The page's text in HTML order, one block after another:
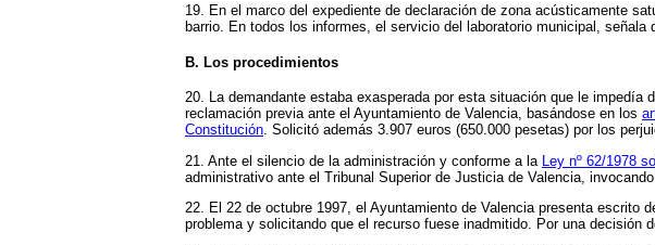
19. En el marco del expediente de declaración de zona acústicamente
barrio. En todos los informes, el servicio del laboratorio municipal,
B. Los procedimientos
20. La demandante estaba exasperada por esta situación que le
reclamación previa ante el Ayuntamiento de Valencia, basándose en los
Constitución. Solicitó además 3.907 euros (650.000 pesetas) por los
21. Ante el silencio de la administración y conforme a la
Ley nº 62/1978
administrativo ante el Tribunal Superior de Justicia de Valencia,
22. El 22 de octubre 1997, el Ayuntamiento de Valencia presenta escrito
problema y solicitando que el recurso fuese inadmitido. Por una decisión